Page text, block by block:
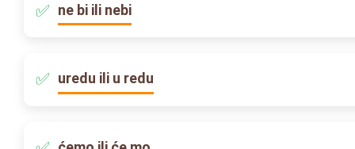
ne bi ili nebi
uredu ili u redu